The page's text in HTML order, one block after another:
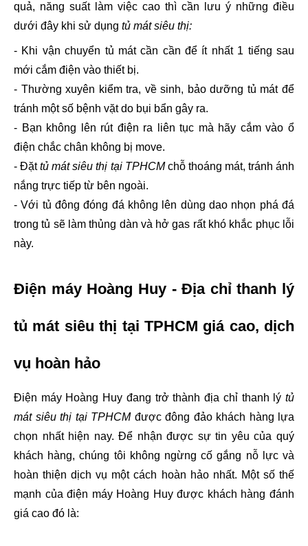
quả, năng suất làm việc cao thì cần lưu ý những điều
dưới đây khi sử dụng tủ mát siêu thị:
- Khi vận chuyển tủ mát cần cần để ít nhất 1 tiếng sau
mới cắm điện vào thiết bị.
- Thường xuyên kiểm tra, về sinh, bảo dưỡng tủ mát để
tránh một số bệnh vặt do bụi bẩn gây ra.
- Bạn không lên rút điện ra liên tục mà hãy cắm vào ổ
điện chắc chân không bị move.
- Đặt tủ mát siêu thị tại TPHCM chỗ thoáng mát, tránh ánh
nắng trực tiếp từ bên ngoài.
- Với tủ đông đóng đá không lên dùng dao nhọn phá đá
trong tủ sẽ làm thủng dàn và hở gas rất khó khắc phục lỗi
này.
Điện máy Hoàng Huy - Địa chỉ thanh lý
tủ mát siêu thị tại TPHCM giá cao, dịch
vụ hoàn hảo
Điện máy Hoàng Huy đang trở thành địa chỉ thanh lý tủ
mát siêu thị tại TPHCM được đông đảo khách hàng lựa
chọn nhất hiện nay. Để nhận được sự tin yêu của quý
khách hàng, chúng tôi không ngừng cố gắng nỗ lực và
hoàn thiện dịch vụ một cách hoàn hảo nhất. Một số thế
mạnh của điện máy Hoàng Huy được khách hàng đánh
giá cao đó là: